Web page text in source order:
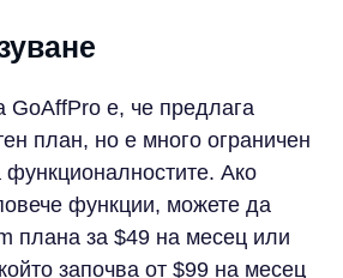
GoAffPro е, че предлага
план, но е много ограничен
Ако
функции, можете да
плана за $49 на месец или
започва от $99 на месец